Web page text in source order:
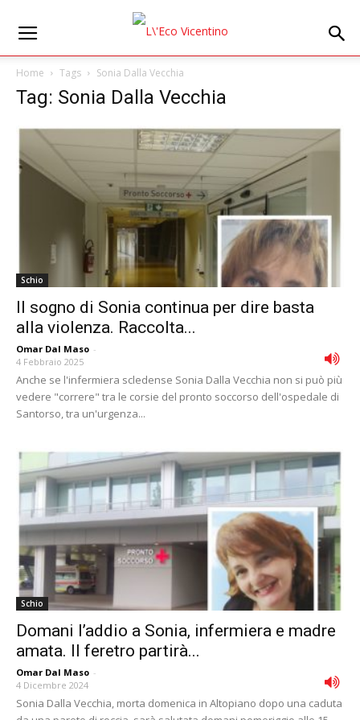
Home Tags Sonia Dalla Vecchia
Tag: Sonia Dalla Vecchia
Schio
Il sogno di Sonia continua per dire basta
alla violenza. Raccolta...
Omar Dal Maso -
4 Febbraio 2025
Anche se l'infermiera scledense Sonia Dalla Vecchia non si può più
vedere "correre" tra le corsie del pronto soccorso dell'ospedale di
Santorso, tra un'urgenza...
Schio
Domani l’addio a Sonia, infermiera e madre
amata. Il feretro partirà...
Omar Dal Maso -
4 Dicembre 2024
Sonia Dalla Vecchia, morta domenica in Altopiano dopo una caduta